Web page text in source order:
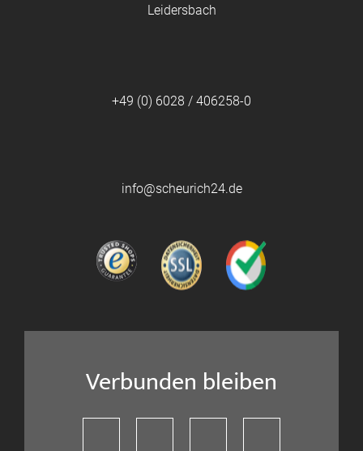
Leidersbach
+49 (0) 6028 / 406258-0
info@scheurich24.de
Verbunden bleiben